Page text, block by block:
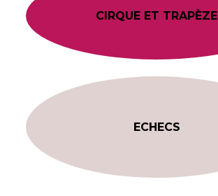
CIRQUE ET TRAPÈZE
ECHECS